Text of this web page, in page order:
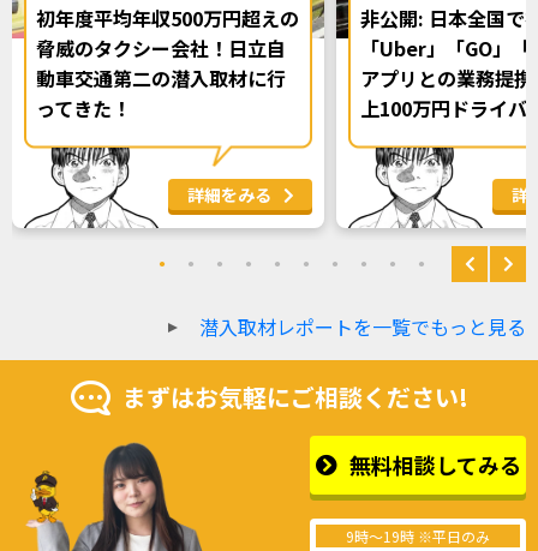
初年度平均年収500万円超えの
脅威のタクシー会社！日立自
動車交通第二の潜入取材に行
ってきた！
詳細をみる
非公開: 日本全国で
「Uber」「GO」
アプリとの業務提
上100万円ドライ
詳
潜入取材レポートを一覧でもっと見る
まずはお気軽にご相談ください!
無料相談してみる
9時〜19時 ※平日のみ